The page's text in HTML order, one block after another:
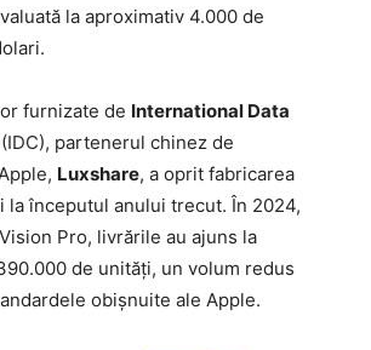
la aproximativ 4.000 de
furnizate de International Data
(IDC), partenerul chinez de
Luxshare, a oprit fabricarea
la începutul anului trecut. În 2024,
Pro, livrările au ajuns la
de unități, un volum redus
obișnuite ale Apple.